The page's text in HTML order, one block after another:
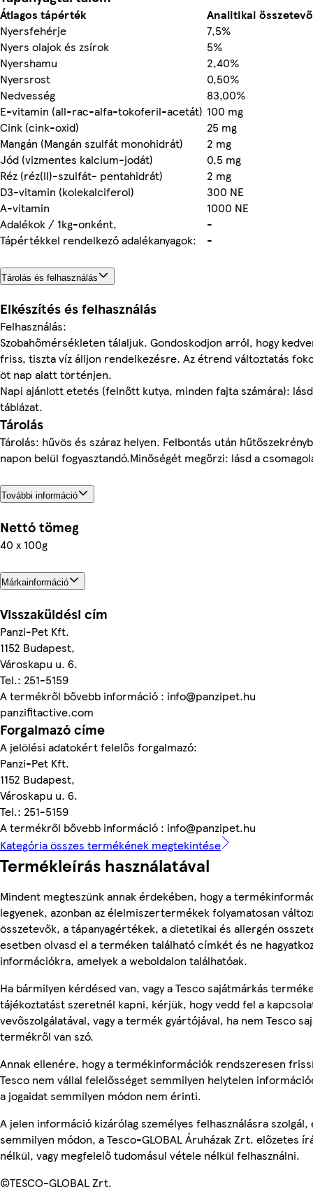
Átlagos tápérték
Analitikai
Nyersfehérje
7,5%
Nyers olajok és zsírok
5%
Nyershamu
2,40%
Nyersrost
0,50%
Nedvesség
83,00%
E-vitamin (all-rac-alfa-tokoferil-acetát) 100 mg
Cink (cink-oxid)
25 mg
Mangán (Mangán szulfát monohidrát)
2 mg
Jód (vizmentes kalcium-jodát)
0,5 mg
Réz (réz(II)-szulfát- pentahidrát)
2 mg
D3-vitamin (kolekalciferol)
300 NE
A-vitamin
1000 NE
Adalékok / 1kg-onként,
-
Tápértékkel rendelkezó adalékanyagok:
-
Tárolás és felhasználás
Elkészítés és felhasználás
Felhasználás:
Szobahőmérsékleten tálaljuk. Gondoskodjon arról, hogy
friss, tiszta víz álljon rendelkezésre. Az étrend változtatás
öt nap alatt történjen.
Napi ajánlott etetés (felnőtt kutya, minden fajta számára):
táblázat.
Tárolás
Tárolás: hűvös és száraz helyen. Felbontás után
napon belül fogyasztandó.Minőségét megőrzi: lásd a
További információ
Nettó tömeg
40 x 100g
Márkainformáció
Visszaküldési cím
Panzi-Pet Kft.
1152 Budapest,
Városkapu u. 6.
Tel.: 251-5159
A termékről bővebb információ : info@panzipet.hu
panzifitactive.com
Forgalmazó címe
A jelölési adatokért felelős forgalmazó:
Panzi-Pet Kft.
1152 Budapest,
Városkapu u. 6.
Tel.: 251-5159
A termékről bővebb információ : info@panzipet.hu
Kategória összes termékének megtekintése
Termékleírás használatával
Mindent megteszünk annak érdekében, hogy a
legyenek, azonban az élelmiszertermékek folyamatosan
összetevők, a tápanyagértékek, a dietetikai és allergén
esetben olvasd el a terméken található címkét és ne
információkra, amelyek a weboldalon találhatóak.
Ha bármilyen kérdésed van, vagy a Tesco sajátmárkás
tájékoztatást szeretnél kapni, kérjük, hogy vedd fel a
vevőszolgálatával, vagy a termék gyártójával, ha nem Tesco
termékről van szó.
Annak ellenére, hogy a termékinformációk rendszeresen
Tesco nem vállal felelősséget semmilyen helytelen
a jogaidat semmilyen módon nem érinti.
A jelen információ kizárólag személyes felhasználásra
semmilyen módon, a Tesco-GLOBAL Áruházak Zrt. előzetes
nélkül, vagy megfelelő tudomásul vétele nélkül felhasználni.
©TESCO-GLOBAL Zrt.